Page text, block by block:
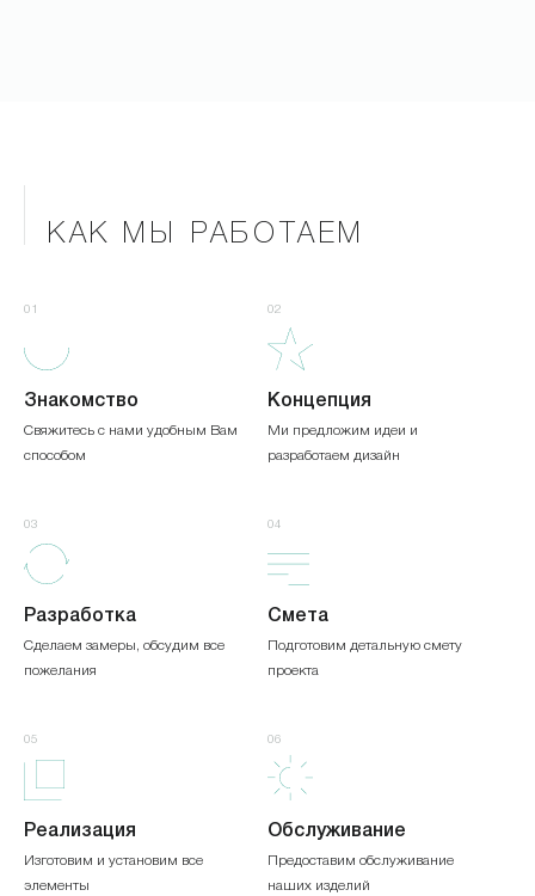
КАК МЫ РАБОТАЕМ
01
Знакомство
Свяжитесь с нами удобным Вам
способом
02
Концепция
Ми предложим идеи и
разработаем дизайн
03
Разработка
Сделаем замеры, обсудим все
пожелания
04
Смета
Подготовим детальную смету
проекта
05
Реализация
Изготовим и установим все
элементы
06
Обслуживание
Предоставим обслуживание
наших изделий